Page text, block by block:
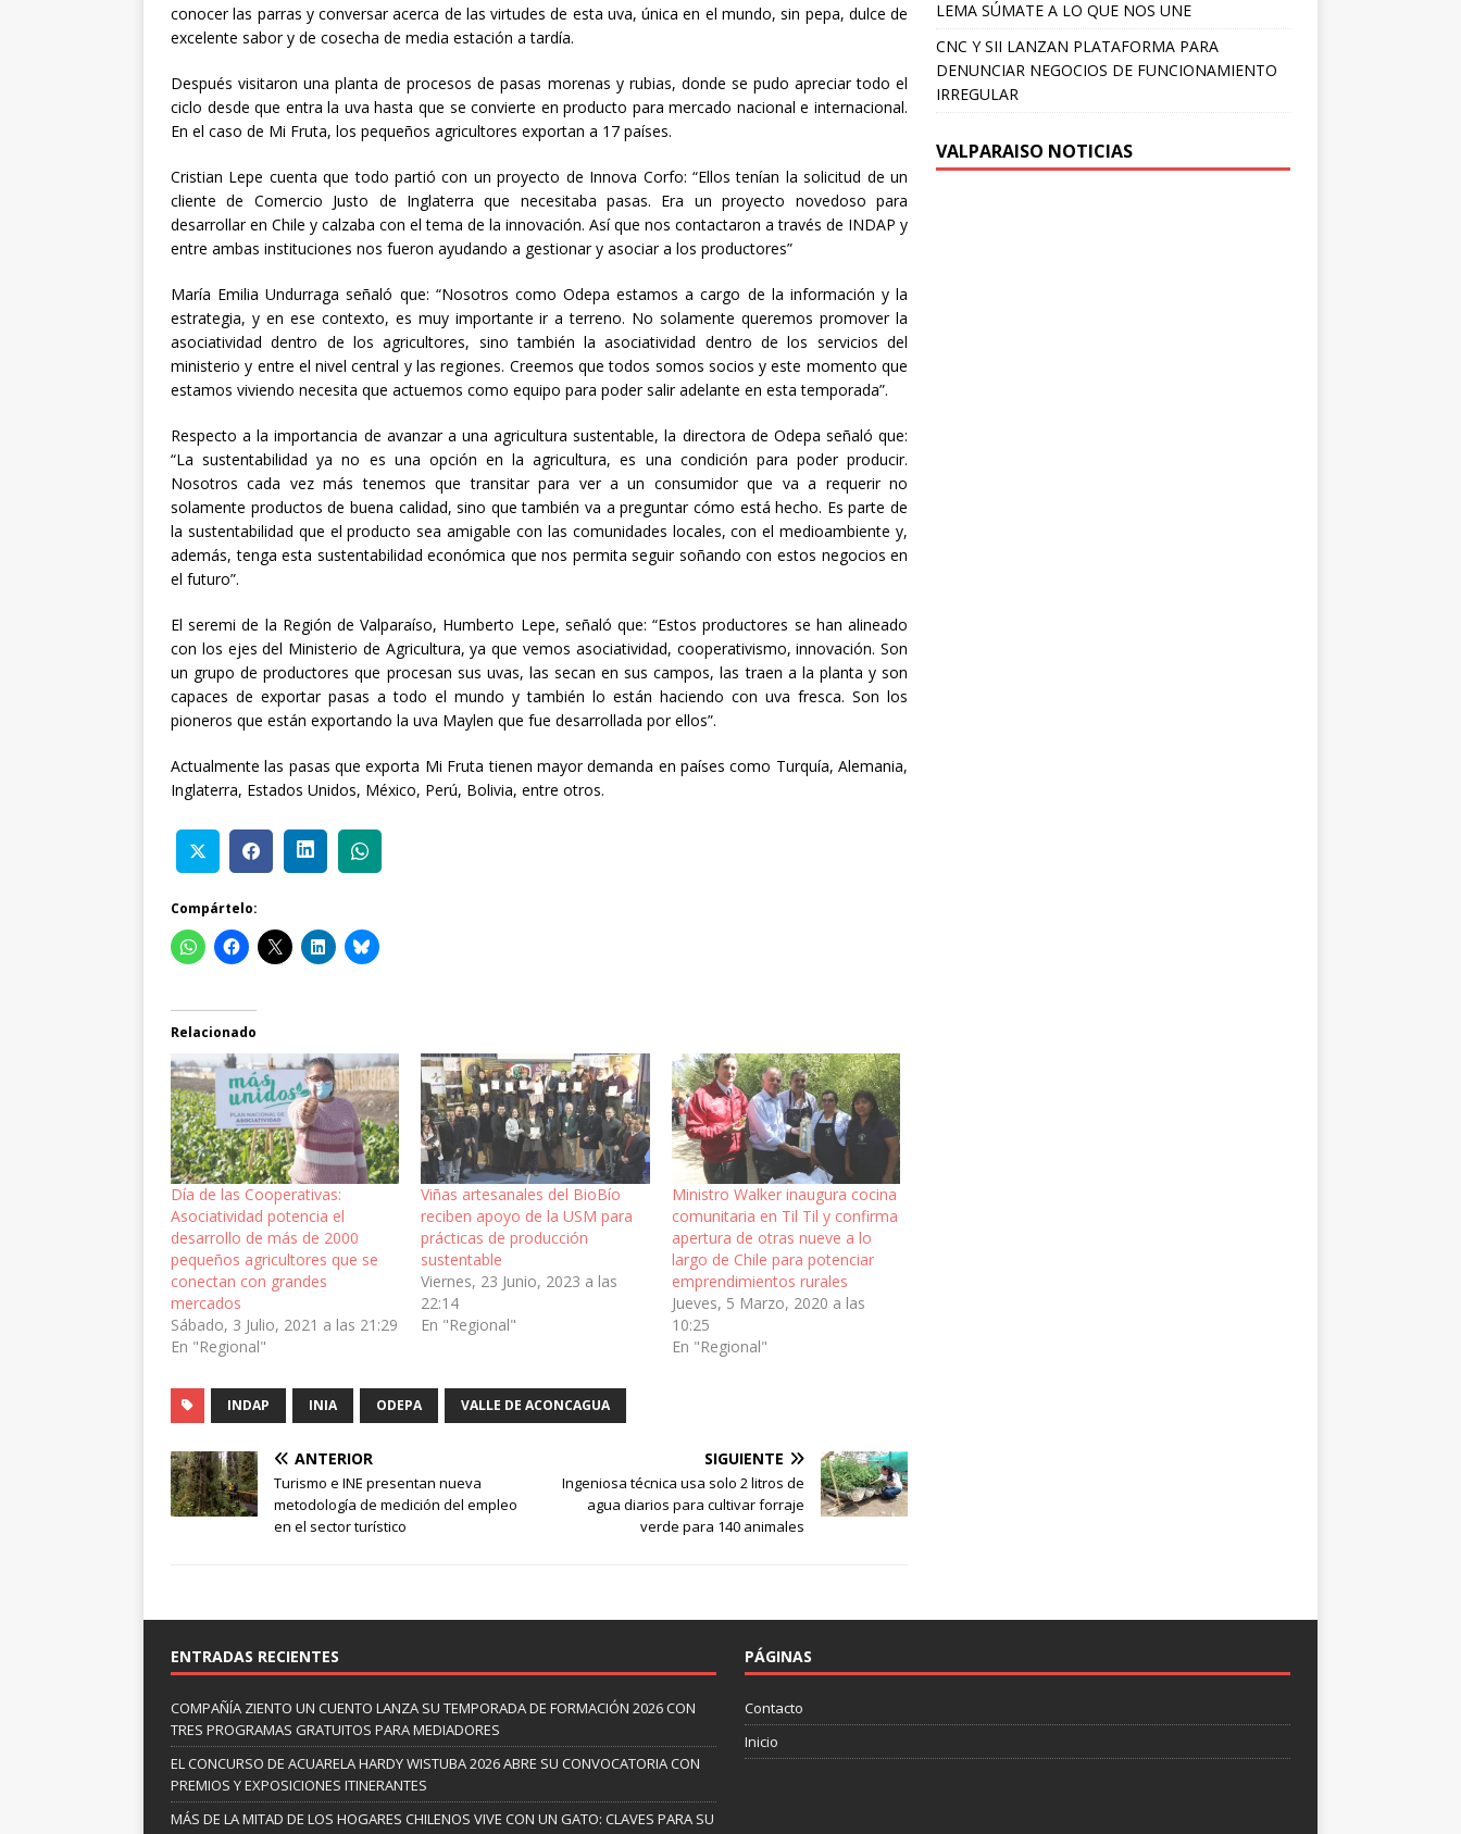
conocer las parras y conversar acerca de las virtudes de esta uva, única en el mundo, sin pepa, dulce de
excelente sabor y de cosecha de media estación a tardía.
Después visitaron una planta de procesos de pasas morenas y rubias, donde se pudo apreciar todo el
ciclo desde que entra la uva hasta que se convierte en producto para mercado nacional e internacional.
En el caso de Mi Fruta, los pequeños agricultores exportan a 17 países.
Cristian Lepe cuenta que todo partió con un proyecto de Innova Corfo: “Ellos tenían la solicitud de un
cliente de Comercio Justo de Inglaterra que necesitaba pasas. Era un proyecto novedoso para
desarrollar en Chile y calzaba con el tema de la innovación. Así que nos contactaron a través de INDAP y
entre ambas instituciones nos fueron ayudando a gestionar y asociar a los productores”
María Emilia Undurraga señaló que: “Nosotros como Odepa estamos a cargo de la información y la
estrategia, y en ese contexto, es muy importante ir a terreno. No solamente queremos promover la
asociatividad dentro de los agricultores, sino también la asociatividad dentro de los servicios del
ministerio y entre el nivel central y las regiones. Creemos que todos somos socios y este momento que
estamos viviendo necesita que actuemos como equipo para poder salir adelante en esta temporada”.
Respecto a la importancia de avanzar a una agricultura sustentable, la directora de Odepa señaló que:
“La sustentabilidad ya no es una opción en la agricultura, es una condición para poder producir.
Nosotros cada vez más tenemos que transitar para ver a un consumidor que va a requerir no
solamente productos de buena calidad, sino que también va a preguntar cómo está hecho. Es parte de
la sustentabilidad que el producto sea amigable con las comunidades locales, con el medioambiente y,
además, tenga esta sustentabilidad económica que nos permita seguir soñando con estos negocios en
el futuro”.
El seremi de la Región de Valparaíso, Humberto Lepe, señaló que: “Estos productores se han alineado
con los ejes del Ministerio de Agricultura, ya que vemos asociatividad, cooperativismo, innovación. Son
un grupo de productores que procesan sus uvas, las secan en sus campos, las traen a la planta y son
capaces de exportar pasas a todo el mundo y también lo están haciendo con uva fresca. Son los
pioneros que están exportando la uva Maylen que fue desarrollada por ellos”.
Actualmente las pasas que exporta Mi Fruta tienen mayor demanda en países como Turquía, Alemania,
Inglaterra, Estados Unidos, México, Perú, Bolivia, entre otros.
Compártelo:
Relacionado
Día de las Cooperativas:
Asociatividad potencia el
desarrollo de más de 2000
pequeños agricultores que se
conectan con grandes
mercados
Sábado, 3 Julio, 2021 a las 21:29
En "Regional"
Viñas artesanales del BioBío
reciben apoyo de la USM para
prácticas de producción
sustentable
Viernes, 23 Junio, 2023 a las
22:14
En "Regional"
Ministro Walker inaugura cocina
comunitaria en Til Til y confirma
apertura de otras nueve a lo
largo de Chile para potenciar
emprendimientos rurales
Jueves, 5 Marzo, 2020 a las
10:25
En "Regional"
INDAP INIA ODEPA VALLE DE ACONCAGUA
ANTERIOR
Turismo e INE presentan nueva
metodología de medición del empleo
en el sector turístico
SIGUIENTE
Ingeniosa técnica usa solo 2 litros de
agua diarios para cultivar forraje
verde para 140 animales
LEMA SÚMATE A LO QUE NOS UNE
CNC Y SII LANZAN PLATAFORMA PARA
DENUNCIAR NEGOCIOS DE FUNCIONAMIENTO
IRREGULAR
VALPARAISO NOTICIAS
ENTRADAS RECIENTES
COMPAÑÍA ZIENTO UN CUENTO LANZA SU TEMPORADA DE FORMACIÓN 2026 CON
TRES PROGRAMAS GRATUITOS PARA MEDIADORES
EL CONCURSO DE ACUARELA HARDY WISTUBA 2026 ABRE SU CONVOCATORIA CON
PREMIOS Y EXPOSICIONES ITINERANTES
MÁS DE LA MITAD DE LOS HOGARES CHILENOS VIVE CON UN GATO: CLAVES PARA SU
PÁGINAS
Contacto
Inicio